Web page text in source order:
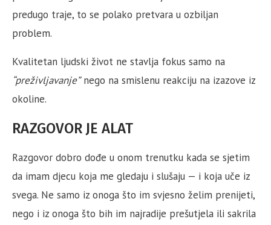
predugo traje, to se polako pretvara u ozbiljan
problem.
Kvalitetan ljudski život ne stavlja fokus samo na
“preživljavanje”nego na smislenu reakciju na izazove iz
okoline.
RAZGOVOR JE ALAT
Razgovor dobro dođe u onom trenutku kada se sjetim
da imam djecu koja me gledaju i slušaju — i koja uče iz
svega. Ne samo iz onoga što im svjesno želim prenijeti,
nego i iz onoga što bih im najradije prešutjela ili sakrila